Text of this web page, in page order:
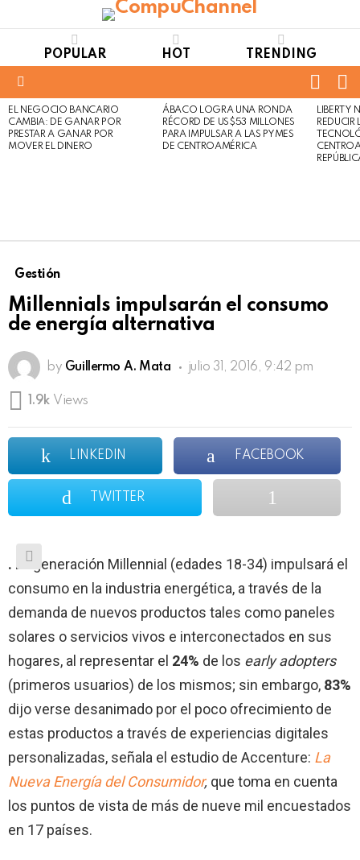
POPULAR HOT TRENDING
LATEST
STORIES
EL NEGOCIO BANCARIO
CAMBIA: DE GANAR POR
PRESTAR A GANAR POR
MOVER EL DINERO
Not
Safe
For
Click
to
view
ÁBACO LOGRA UNA RONDA
RÉCORD DE US$53 MILLONES
PARA IMPULSAR A LAS PYMES
DE CENTROAMÉRICA
LIBERTY
REDUCIR
Gestión
Millennials impulsarán el consumo
de energía alternativa
by Guillermo A. Mata julio 31, 2016, 9:42 pm
1.9k Views
LINKEDIN FACEBOOK
TWITTER
. La generación Millennial (edades 18-34) impulsará el
consumo en la industria energética, a través de la
demanda de nuevos productos tales como paneles
solares o servicios vivos e interconectados en sus
hogares, al representar el 24% de los early adopters
(primeros usuarios) de los mismos; sin embargo, 83%
dijo verse desanimado por el poco ofrecimiento de
estas productos a través de experiencias digitales
personalizadas, señala el estudio de Accenture: La
Nueva Energía del Consumidor, que toma en cuenta
los puntos de vista de más de nueve mil encuestados
en 17 países.